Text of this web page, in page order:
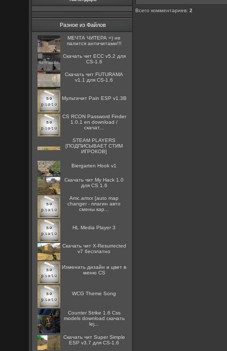
Разное из Файлов
МЕЧТА ЧИТЕРА =) не
палится античитами!!!
Скачать чит ECC v5.2 для
CS-1.6
Скачать чит FUTURAMA
v1.1 для CS-1.6
Мультичит Pain ESP v1.3B
CS RCON Password Finder
1.0.1 en download /
скачат...
STEAM PLAYERS
[ПОДПИСЫВАЕТ СТИМ
ИГРОКОВ]
Biergarten Hook v1
Скачать чит My Hack 1.0
для CS 1.6
Amc.amxx [auto map
changer - плагин авто
смены кар...
HL Media Player 3
Скачать чит X-Resurrected
v7 бесплатно
Изменить дизайн и цвет в
меню CS
WCG Theme Song
Counter Strike 1.6 Css
models download скачать
lej...
Скачать чит Super Simple
ESP v3.7 для CS-1.6
Всего комментариев:2